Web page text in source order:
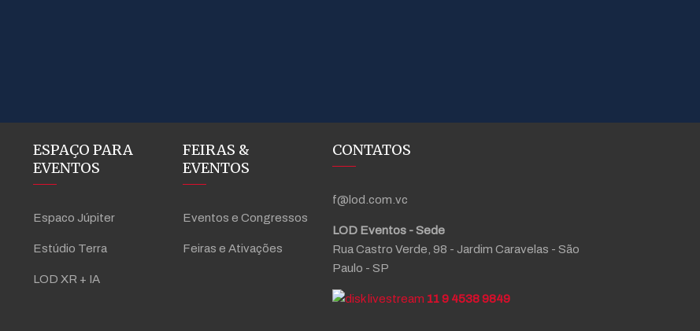
ESPAÇO PARA
EVENTOS
Espaco Júpiter
Estúdio Terra
LOD XR + IA
FEIRAS &
EVENTOS
Eventos e Congressos
Feiras e Ativações
CONTATOS
f@lod.com.vc
LOD Eventos - Sede
Rua Castro Verde, 98 - Jardim Caravelas - São
Paulo - SP
11 9 4538 9849